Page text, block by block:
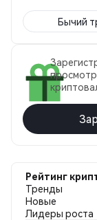
Бычий
Рейтинг
Тренды
Новые
Лидеры роста